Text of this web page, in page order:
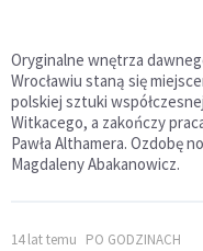
Oryginalne wnętrza
Wrocławiu staną się
polskiej sztuki
Witkacego, a zakończy
Pawła Althamera. Ozdobę
Magdaleny Abakanowicz.
14 lat temu PO GODZINACH